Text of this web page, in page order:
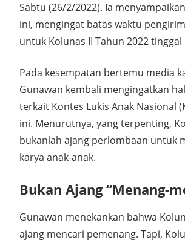
Sabtu (26/2/2022). Ia
ini, mengingat batas waktu
untuk Kolunas II Tahun 2022
Pada kesempatan bertemu media
Gunawan kembali mengingatkan
terkait Kontes Lukis Anak Nasional
ini. Menurutnya, yang terpenting,
bukanlah ajang perlombaan untuk
karya anak-anak.
Bukan Ajang “Menang-
Gunawan menekankan bahwa
ajang mencari pemenang. Tapi,